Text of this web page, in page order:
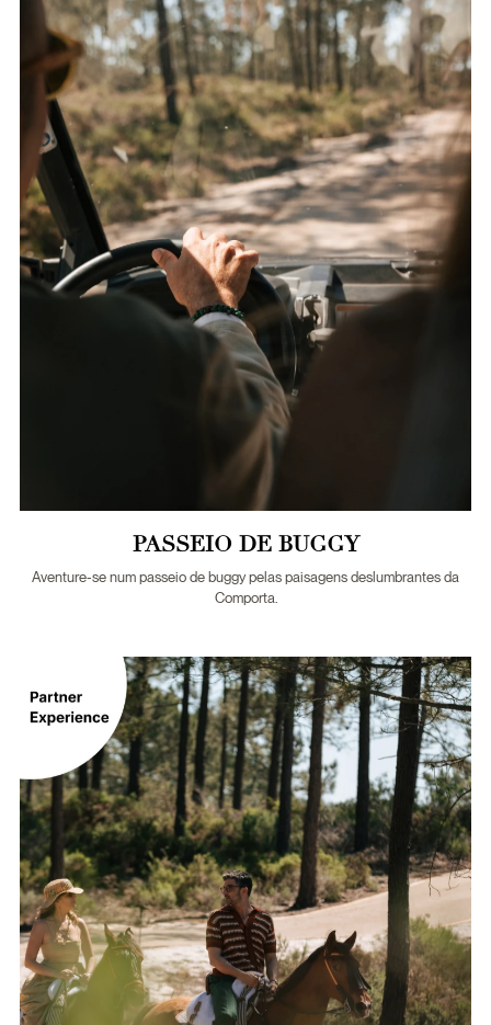
PASSEIO DE BUGGY
Aventure-se num passeio de buggy pelas paisagens deslumbrantes da
Comporta.